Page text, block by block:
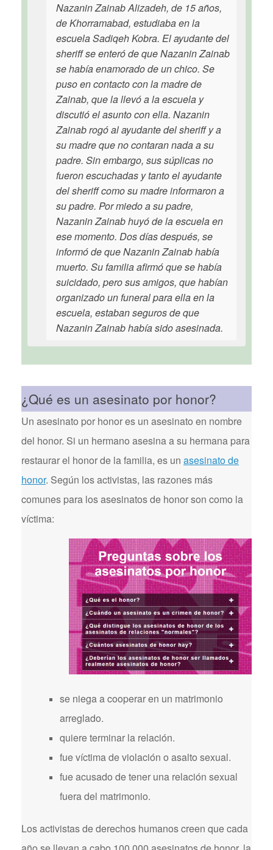
Nazanin Zainab Alizadeh, de 15 años,
de Khorramabad, estudiaba en la
escuela Sadiqeh Kobra. El ayudante del
sheriff se enteró de que Nazanin Zainab
se había enamorado de un chico. Se
puso en contacto con la madre de
Zainab, que la llevó a la escuela y
discutió el asunto con ella. Nazanin
Zainab rogó al ayudante del sheriff y a
su madre que no contaran nada a su
padre. Sin embargo, sus súplicas no
fueron escuchadas y tanto el ayudante
del sheriff como su madre informaron a
su padre. Por miedo a su padre,
Nazanin Zainab huyó de la escuela en
ese momento. Dos días después, se
informó de que Nazanin Zainab había
muerto. Su familia afirmó que se había
suicidado, pero sus amigos, que habían
organizado un funeral para ella en la
escuela, estaban seguros de que
Nazanin Zainab había sido asesinada.
¿Qué es un asesinato por honor?
Un asesinato por honor es un asesinato en nombre
del honor. Si un hermano asesina a su hermana para
restaurar el honor de la familia, es un asesinato de
honor. Según los activistas, las razones más
comunes para los asesinatos de honor son como la
víctima:
se niega a cooperar en un matrimonio
arreglado.
quiere terminar la relación.
fue víctima de violación o asalto sexual.
fue acusado de tener una relación sexual
fuera del matrimonio.
Los activistas de derechos humanos creen que cada